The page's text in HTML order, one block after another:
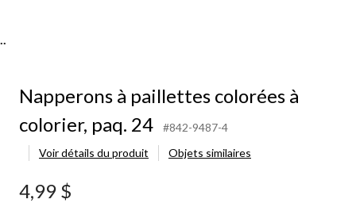
Napperons à paillettes colorées à
colorier, paq. 24
#842-9487-4
Voir détails du produit
Objets similaires
4,99 $